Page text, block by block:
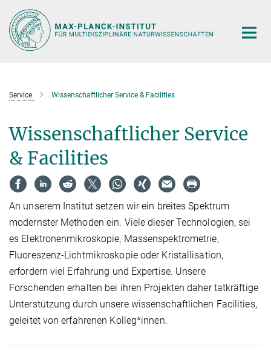
Hauptinhalt
Service Wissenschaftlicher Service & Facilities
Wissenschaftlicher Service
& Facilities
An unserem Institut setzen wir ein breites Spektrum
modernster Methoden ein. Viele dieser Technologien, sei
es Elektronenmikroskopie, Massenspektrometrie,
Fluoreszenz-Lichtmikroskopie oder Kristallisation,
erfordern viel Erfahrung und Expertise. Unsere
Forschenden erhalten bei ihren Projekten daher tatkräftige
Unterstützung durch unsere wissenschaftlichen Facilities,
geleitet von erfahrenen Kolleg*innen.